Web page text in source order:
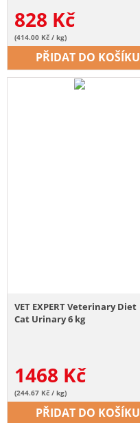
828 Kč
(414.00 Kč / kg)
PŘIDAT DO KOŠÍKU
VET EXPERT Veterinary Diet
Cat Urinary 6 kg
1468 Kč
(244.67 Kč / kg)
PŘIDAT DO KOŠÍKU